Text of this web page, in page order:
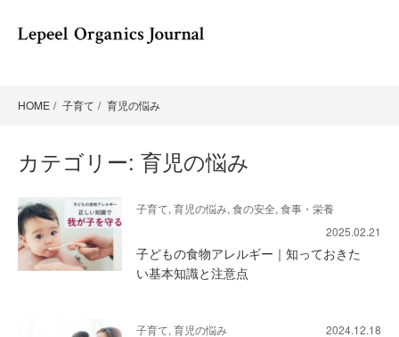
HOME 子育て 育児の悩み
カテゴリー: 育児の悩み
子育て, 育児の悩み, 食の安全, 食事・栄養
2025.02.21
子どもの食物アレルギー｜知っておきた
い基本知識と注意点
子育て, 育児の悩み 2024.12.18